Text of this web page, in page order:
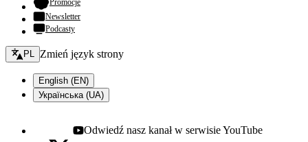
Promocje
Newsletter
Podcasty
Zmień język - bieżący:
PL Zmień język strony
English (EN)
Українська (UA)
Youtube - otwiera się w nowej karcie
Odwiedź nasz kanał w serwisie YouTube